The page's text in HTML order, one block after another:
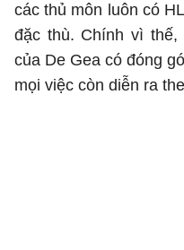
các thủ môn luôn có
đặc thù. Chính vì
của De Gea có đóng
mọi việc còn diễn ra